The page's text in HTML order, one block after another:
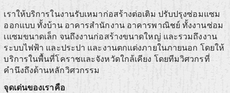
เราให้บริการในงานรับเหมาก่อสร้างต่อเติม ปรับปรุงซ่อมแซม
ออกแบบ ทั้งบ้าน อาคารสำนักงาน อาคารพาณิชย์ ทั้งงานซ่อม
เแซมขนาดเล็ก จนถึงงานก่อสร้างขนาดใหญ่ และรวมถึงงาน
ระบบไฟฟ้า และประปา และงานตกแต่งภายในภายนอก โดยให้
บริการในพื้นที่โคราชและจังหวัดใกล้เคียง โดยทีมวิศวกรที่
คำนึงถึงด้านหลักวิศวกรรม
จุดเด่นของเราคือ